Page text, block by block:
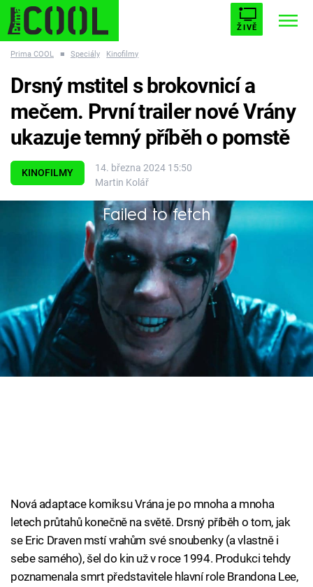
ŽIVĚ
ESCAPE PLNEJ KOTEL AVENGERS 5
Témata
Cool Esport
Pořady
Sledujte nás
Prima COOL ■ Speciály Kinofilmy
KINOFILMY
14. března 2024 15:50
Martin Kolář
Drsný mstitel s brokovnicí a
mečem. První trailer nové Vrány
ukazuje temný příběh o pomstě
Failed to fetch
Jste připraveni na velký návrat Vrány, který vás
zavede... do Prahy?
Nová adaptace komiksu Vrána je po mnoha a mnoha
letech průtahů konečně na světě. Drsný příběh o tom, jak
se Eric Draven mstí vrahům své snoubenky (a vlastně i
sebe samého), šel do kin už v roce 1994. Produkci tehdy
poznamenala smrt představitele hlavní role Brandona Lee,